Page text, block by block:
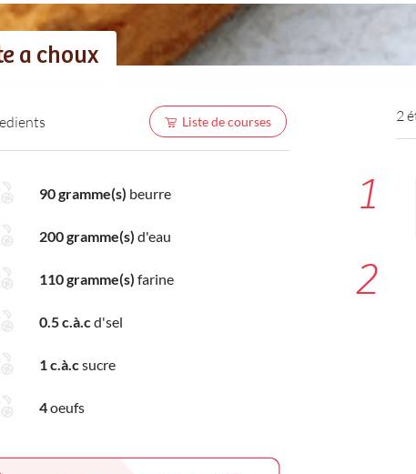
a choux
Liste de courses
90 gramme(s) beurre
200 gramme(s) d'eau
110 gramme(s) farine
0.5 c.à.c d'sel
1 c.à.c sucre
4oeufs
2
1
2